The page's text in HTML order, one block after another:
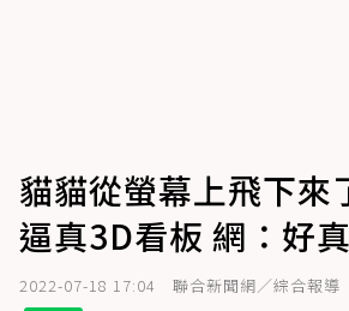
貓貓從螢幕上飛下來
逼真3D看板 網：好
2022-07-18 17:04 聯合新聞網／綜合報導